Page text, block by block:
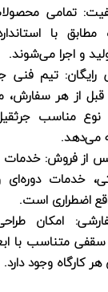
تمامی
با
و اجرا می‌شوند.
تیم فنی
از هر سفارش،
مناسب
می‌دهد.
از فروش:
خدمات
اضطراری است.
امکان
متناسب با
کارگاه وجود دارد.